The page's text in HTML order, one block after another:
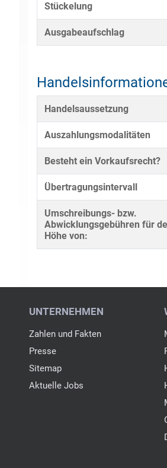
Stückelung
Ausgabeaufschlag
Handelsaussetzung
Auszahlungsmodalitäten
Besteht ein Vorkaufsrecht?
Übertragungsintervall
Umschreibungs- bzw.
Abwicklungsgebühren für
Höhe von: